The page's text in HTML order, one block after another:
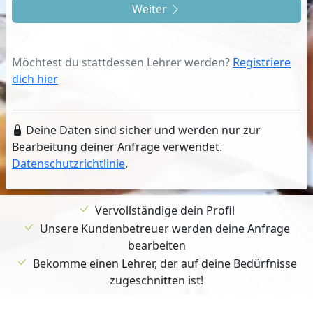
Weiter
Möchtest du stattdessen Lehrer werden? Registriere
dich hier
Deine Daten sind sicher und werden nur zur
Bearbeitung deiner Anfrage verwendet.
Datenschutzrichtlinie.
Vervollständige dein Profil
Unsere Kundenbetreuer werden deine Anfrage
bearbeiten
Bekomme einen Lehrer, der auf deine Bedürfnisse
zugeschnitten ist!